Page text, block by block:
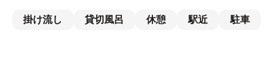
掛け流し 貸切風呂 休憩 駅近 駐車